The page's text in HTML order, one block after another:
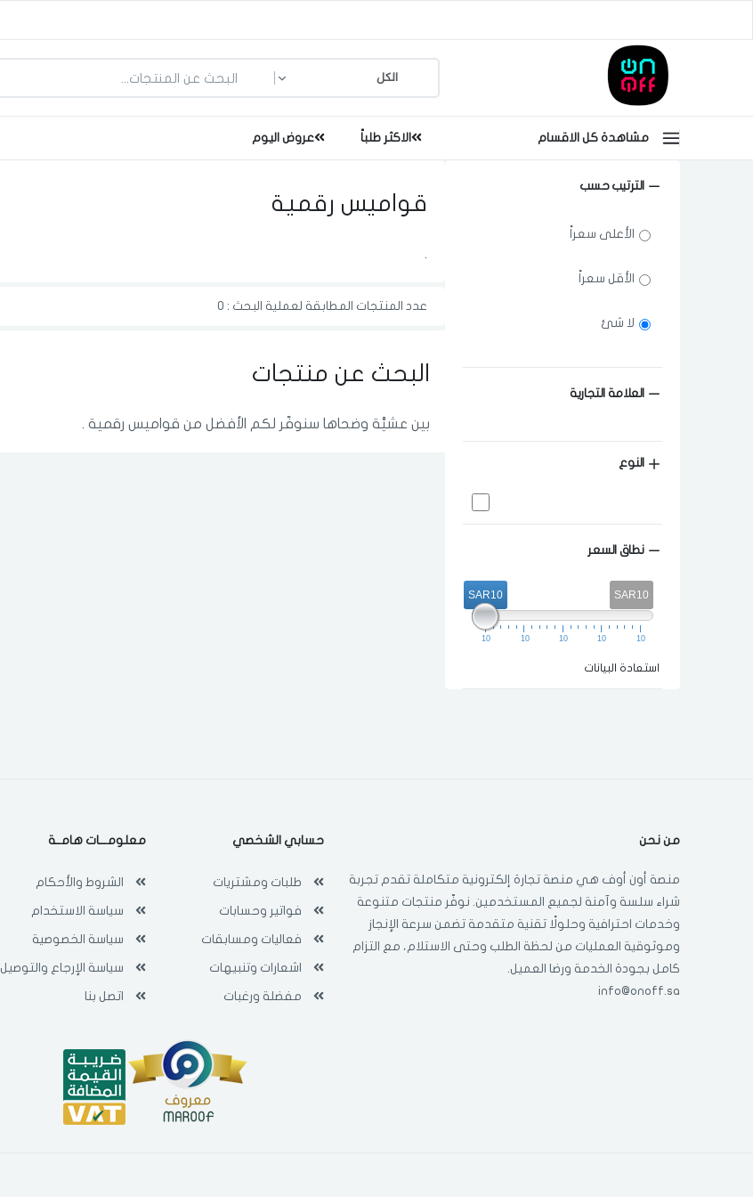
مشاهدة كل الاقسام الاكثر طلباً عروض اليوم
الترتيب حسب
الأعلى سعراً
الأقل سعراً
لا شئ
العلامة التجارية
النوع
نطاق السعر
SAR10
SAR10
10 10 10 10 10
استعادة البيانات
قواميس رقمية
.
عدد المنتجات المطابقة لعملية البحث : 0
البحث عن منتجات
بين عشيَّة وضحاها سنوفّر لكم الأفضل من قواميس رقمية .
من نحن
منصة أون أوف هي منصة تجارة إلكترونية متكاملة تقدم تجربة
شراء سلسة وآمنة لجميع المستخدمين. نوفّر منتجات متنوعة
وخدمات احترافية وحلولًا تقنية متقدمة تضمن سرعة الإنجاز
وموثوقية العمليات من لحظة الطلب وحتى الاستلام، مع التزام
كامل بجودة الخدمة ورضا العميل.
info@onoff.sa
حسابي الشخصي
طلبات ومشتريات
فواتير وحسابات
فعاليات ومسابقات
اشعارات وتنبيهات
مفضلة ورغبات
معلومـــات هامــة
الشروط والأحكام
سياسة الاستخدام
سياسة الخصوصية
سياسة الإرجاع والتوصيل
اتصل بنا
الدخول
ما الذي تبحث عنه؟